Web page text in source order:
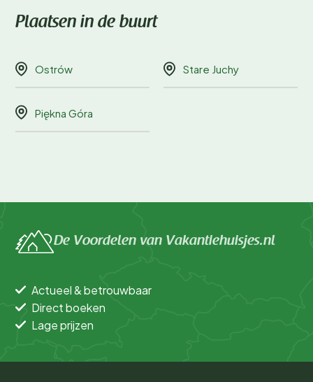
Plaatsen in de buurt
Ostrów Stare Juchy
Piękna Góra
De Voordelen van Vakantiehuisjes.nl
Actueel & betrouwbaar
Direct boeken
Lage prijzen